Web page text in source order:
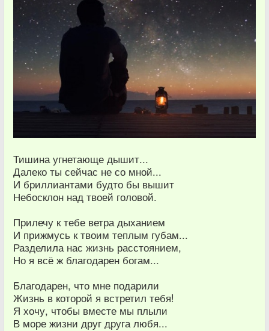
Тишина угнетающе дышит...
Далеко ты сейчас не со мной...
И бриллиантами будто бы вышит
Небосклон над твоей головой.
Прилечу к тебе ветра дыханием
И прижмусь к твоим теплым губам...
Разделила нас жизнь расстоянием,
Но я всё ж благодарен богам...
Благодарен, что мне подарили
Жизнь в которой я встретил тебя!
Я хочу, чтобы вместе мы плыли
В море жизни друг друга любя...